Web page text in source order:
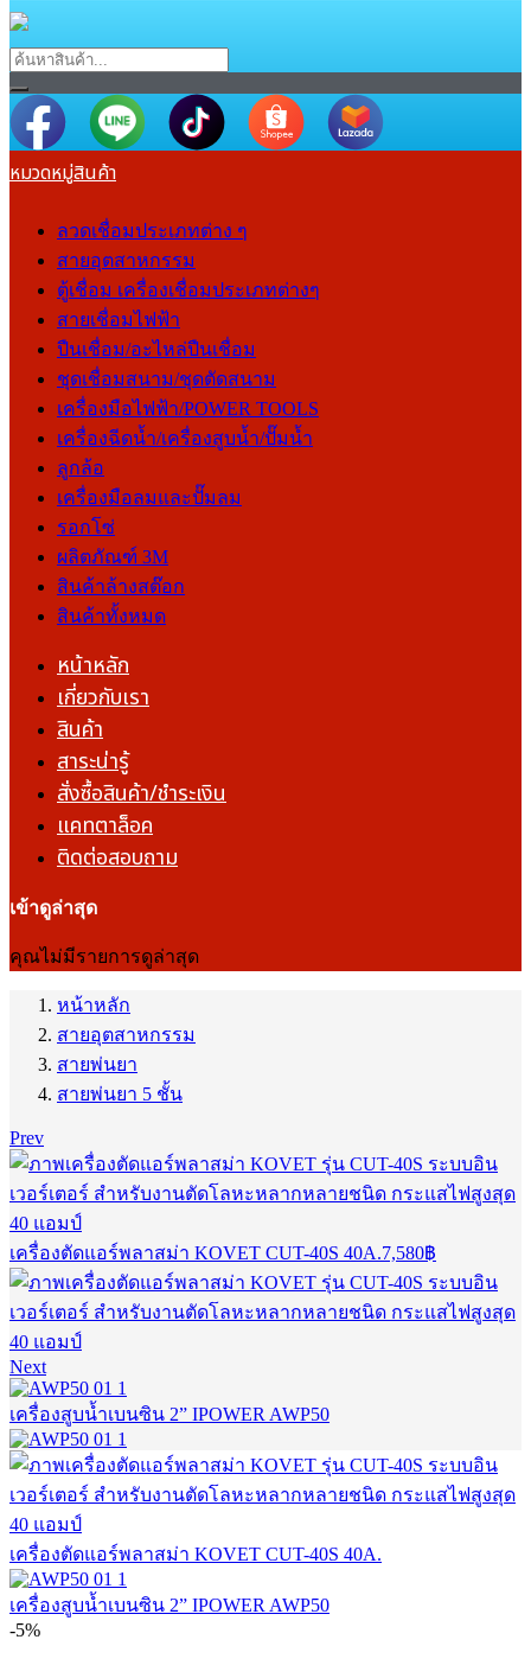
หมวดหมู่สินค้า
ลวดเชื่อมประเภทต่าง ๆ
สายอุตสาหกรรม
ตู้เชื่อม เครื่องเชื่อมประเภทต่างๆ
สายเชื่อมไฟฟ้า
ปืนเชื่อม/อะไหล่ปืนเชื่อม
ชุดเชื่อมสนาม/ชุดตัดสนาม
เครื่องมือไฟฟ้า/POWER TOOLS
เครื่องฉีดน้ำ/เครื่องสูบน้ำ/ปั๊มน้ำ
ลูกล้อ
เครื่องมือลมและปั๊มลม
รอกโซ่
ผลิตภัณฑ์ 3M
สินค้าล้างสต๊อก
สินค้าทั้งหมด
หน้าหลัก
เกี่ยวกับเรา
สินค้า
สาระน่ารู้
สั่งซื้อสินค้า/ชำระเงิน
แคทตาล็อค
ติดต่อสอบถาม
เข้าดูล่าสุด
คุณไม่มีรายการดูล่าสุด
หน้าหลัก
สายอุตสาหกรรม
สายพ่นยา
สายพ่นยา 5 ชั้น
Prev
เครื่องตัดแอร์พลาสม่า KOVET CUT-40S 40A.7,580฿
Next
เครื่องสูบน้ำเบนซิน 2” IPOWER AWP50
เครื่องตัดแอร์พลาสม่า KOVET CUT-40S 40A.
เครื่องสูบน้ำเบนซิน 2” IPOWER AWP50
-5%